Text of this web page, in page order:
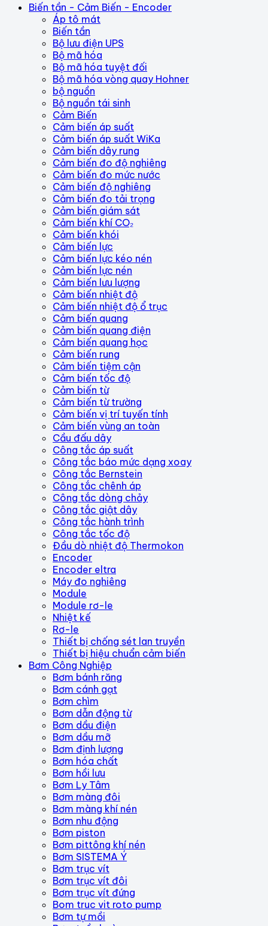
Biến tần - Cảm Biến - Encoder
Áp tô mát
Biến tần
Bộ lưu điện UPS
Bộ mã hóa
Bộ mã hóa tuyệt đối
Bộ mã hóa vòng quay Hohner
bộ nguồn
Bộ nguồn tái sinh
Cảm Biến
Cảm biến áp suất
Cảm biến áp suất WiKa
Cảm biến dây rung
Cảm biến đo độ nghiêng
Cảm biến đo mức nước
Cảm biến độ nghiêng
Cảm biến đo tải trọng
Cảm biến giám sát
Cảm biến khí CO₂
Cảm biến khói
Cảm biến lực
Cảm biến lực kéo nén
Cảm biến lực nén
Cảm biến lưu lượng
Cảm biến nhiệt độ
Cảm biến nhiệt độ ổ trục
Cảm biến quang
Cảm biến quang điện
Cảm biến quang học
Cảm biến rung
Cảm biến tiệm cận
Cảm biến tốc độ
Cảm biến từ
Cảm biến từ trường
Cảm biến vị trí tuyến tính
Cảm biến vùng an toàn
Cầu đấu dây
Công tắc áp suất
Công tắc báo mức dạng xoay
Công tắc Bernstein
Công tắc chênh áp
Công tắc dòng chảy
Công tắc giật dây
Công tắc hành trình
Công tắc tốc độ
Đầu dò nhiệt độ Thermokon
Encoder
Encoder eltra
Máy đo nghiêng
Module
Module rơ-le
Nhiệt kế
Rơ-le
Thiết bị chống sét lan truyền
Thiết bị hiệu chuẩn cảm biến
Bơm Công Nghiệp
Bơm bánh răng
Bơm cánh gạt
Bơm chìm
Bơm dẫn động từ
Bơm dầu điện
Bơm dầu mỡ
Bơm định lượng
Bơm hóa chất
Bơm hồi lưu
Bơm Ly Tâm
Bơm màng đôi
Bơm màng khí nén
Bơm nhu động
Bơm piston
Bơm pittông khí nén
Bơm SISTEMA Ý
Bơm trục vít
Bơm trục vít đôi
Bơm trục vít đứng
Bom truc vit roto pump
Bơm tự mồi